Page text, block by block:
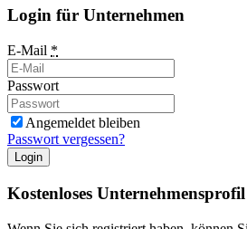
Login für Unternehmen
E-Mail *
Passwort
Angemeldet bleiben
Passwort vergessen?
Login
Kostenloses Unternehmensprofil